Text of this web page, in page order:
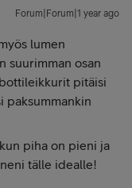
Forum|Forum|1 year ago
lumen
suurimman osan
pitäisi
paksummankin
piha on pieni ja
tälle idealle!